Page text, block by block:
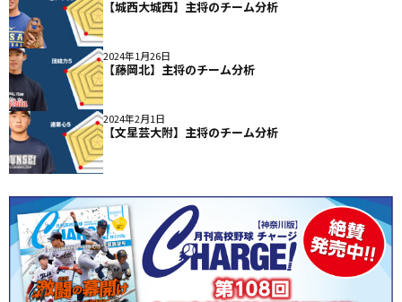
【城西大城西】主将のチーム分析
2024年1月26日
【藤岡北】主将のチーム分析
2024年2月1日
【文星芸大附】主将のチーム分析